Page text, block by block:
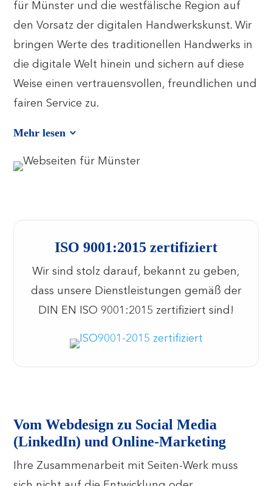
für Münster und die westfälische Region auf
den Vorsatz der digitalen Handwerkskunst. Wir
bringen Werte des traditionellen Handwerks in
die digitale Welt hinein und sichern auf diese
Weise einen vertrauensvollen, freundlichen und
fairen Service zu.
Mehr lesen
ISO 9001:2015 zertifiziert
Wir sind stolz darauf, bekannt zu geben,
dass unsere Dienstleistungen gemäß der
DIN EN ISO 9001:2015 zertifiziert sind!
Vom Webdesign zu Social Media
(LinkedIn) und Online-Marketing
Ihre Zusammenarbeit mit Seiten-Werk muss